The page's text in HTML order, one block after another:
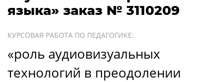
языка» заказ № 3110209
КУРСОВАЯ РАБОТА ПО ПЕДАГОГИКЕ:
«роль аудиовизуальных
технологий в преодолении